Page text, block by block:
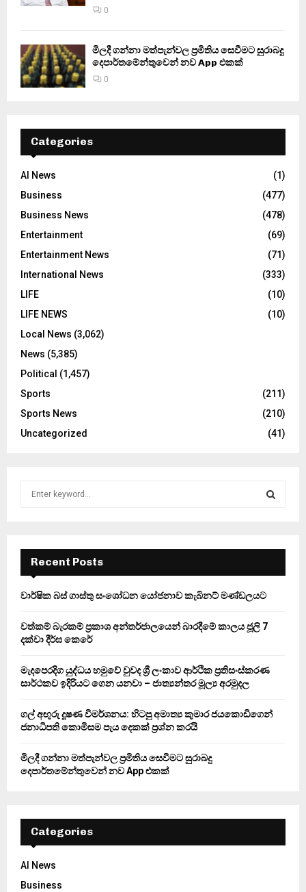
0
මිලදී ගන්නා මත්පැන්වල ප්‍රමිතිය සෙවීමට සුරාබදු
දෙපාර්තමේන්තුවෙන් නව App එකක්
0
Categories
AI News
(1)
Business
(477)
Business News
(478)
Entertainment
(69)
Entertainment News
(71)
International News
(333)
LIFE
(10)
LIFE NEWS
(10)
Local News (3,062)
News (5,385)
Political (1,457)
Sports
(211)
Sports News
(210)
Uncategorized
(41)
f
r
E
A
Recent Posts
වාර්ෂික බස් ගාස්තු සංශෝධන යෝජනාව කැබිනට් මණ්ඩලයට
වත්කම් බැරකම් ප්‍රකාශ අන්තර්ජාලයෙන් බාරදීමේ කාලය ජූලි 7
දක්වා දීර්ඝ කෙරේ
මැදපෙරදිග යුද්ධය හමුවේ වුවද ශ්‍රී ලංකාව ආර්ථික ප්‍රතිසංස්කරණ
සාර්ථකව ඉදිරියට ගෙන යනවා – ජාත්‍යන්තර මූල්‍ය අරමුදල
ගල් අඟුරු දූෂණ විමර්ශනය: හිටපු අමාත්‍ය කුමාර ජයකොඩිගෙන්
ජනාධිපති කොමිසම පැය දෙකක් ප්‍රශ්න කරයි
මිලදී ගන්නා මත්පැන්වල ප්‍රමිතිය සෙවීමට සුරාබදු
දෙපාර්තමේන්තුවෙන් නව App එකක්
Categories
AI News
Business